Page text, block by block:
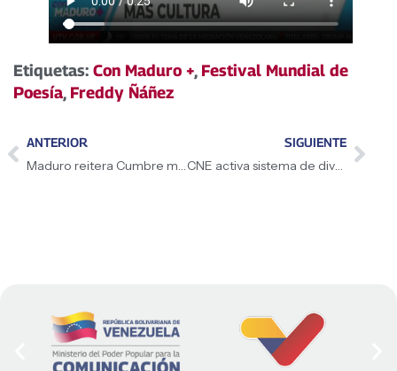
Etiquetas: Con Maduro +, Festival Mundial de
Poesía, Freddy Ñáñez
ANTERIOR
Maduro reitera Cumbre mundial por la Paz
SIGUIENTE
CNE activa sistema de divulgación de oferta electoral